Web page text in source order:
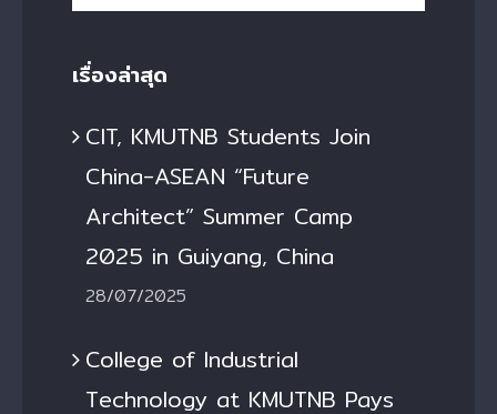
for:
เรื่องล่าสุด
CIT, KMUTNB Students Join
China-ASEAN “Future
Architect” Summer Camp
2025 in Guiyang, China
28/07/2025
College of Industrial
Technology at KMUTNB Pays